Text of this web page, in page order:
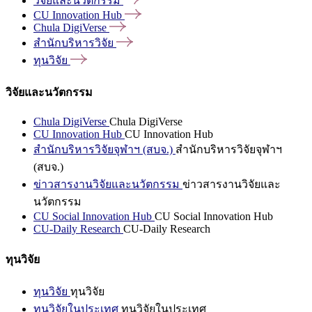
CU Innovation Hub
Chula DigiVerse
สำนักบริหารวิจัย
ทุนวิจัย
วิจัยและนวัตกรรม
Chula DigiVerse Chula DigiVerse
CU Innovation Hub CU Innovation Hub
สำนักบริหารวิจัยจุฬาฯ (สบจ.) สำนักบริหารวิจัยจุฬาฯ
(สบจ.)
ข่าวสารงานวิจัยและนวัตกรรม ข่าวสารงานวิจัยและ
นวัตกรรม
CU Social Innovation Hub CU Social Innovation Hub
CU-Daily Research CU-Daily Research
ทุนวิจัย
ทุนวิจัย ทุนวิจัย
ทุนวิจัยในประเทศ ทุนวิจัยในประเทศ